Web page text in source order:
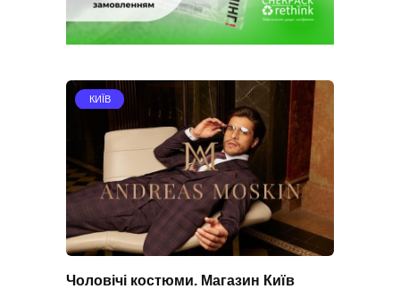
КИЇВ
Чоловічі костюми. Магазин Київ